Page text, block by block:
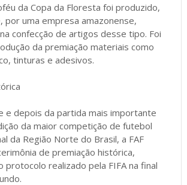
da Copa da Floresta foi produzido,
por uma empresa amazonense,
confecção de artigos desse tipo. Foi
da premiação materiais como
tinturas e adesivos.
e depois da partida mais importante
da maior competição de futebol
da Região Norte do Brasil, a FAF
de premiação histórica,
protocolo realizado pela FIFA na final